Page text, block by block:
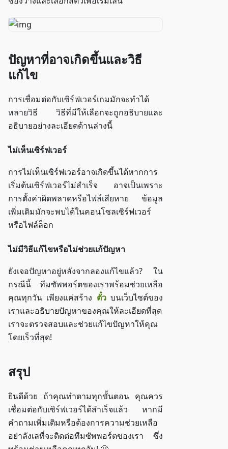
ปัญหาที่อาจเกิดขึ้นและวิธี
แก้ไข
การเชื่อมต่อกับเซิร์ฟเวอร์เกมมักจะทำได้
หลายวิธี วิธีที่มีให้เลือกจะถูกอธิบายและ
อธิบายอย่างละเอียดด้านล่างนี้
ไม่เห็นเซิร์ฟเวอร์
การไม่เห็นเซิร์ฟเวอร์อาจเกิดขึ้นได้หากการ
เริ่มต้นเซิร์ฟเวอร์ไม่สำเร็จ อาจเป็นเพราะ
การตั้งค่าผิดพลาดหรือไฟล์เสียหาย ข้อมูล
เพิ่มเติมมักจะพบได้ในคอนโซลเซิร์ฟเวอร์
หรือไฟล์ล็อก
ไม่มีวิธีแก้ไขหรือไม่ช่วยแก้ปัญหา
ยังเจอปัญหาอยู่หลังจากลองแก้ไขแล้ว? ใน
กรณีนี้ ทีมซัพพอร์ตของเราพร้อมช่วยเหลือ
คุณทุกวัน เพียงแค่สร้าง ตั๋วบนเว็บไซต์ของ
เราและอธิบายปัญหาของคุณให้ละเอียดที่สุด
เราจะตรวจสอบและช่วยแก้ไขปัญหาให้คุณ
โดยเร็วที่สุด!
สรุป
ยินดีด้วย ถ้าคุณทำตามทุกขั้นตอน คุณควร
เชื่อมต่อกับเซิร์ฟเวอร์ได้สำเร็จแล้ว หากมี
คำถามเพิ่มเติมหรือต้องการความช่วยเหลือ
อย่าลังเลที่จะติดต่อทีมซัพพอร์ตของเรา ซึ่ง